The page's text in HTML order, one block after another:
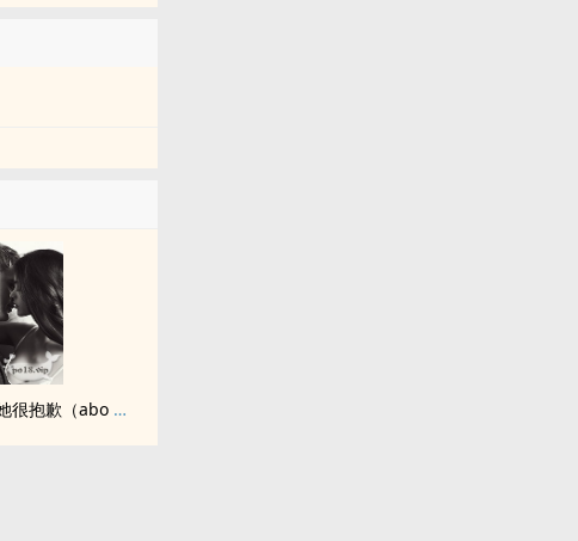
生而为Beta，她很抱歉（abo np)